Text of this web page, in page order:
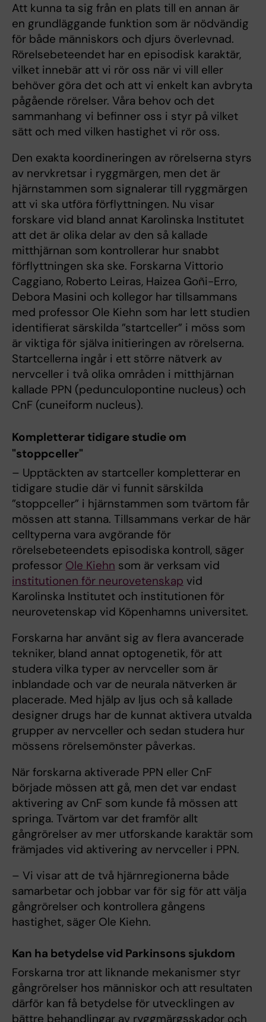
Att kunna ta sig från en plats till en annan är
en grundläggande funktion som är nödvändig
för både människors och djurs överlevnad.
Rörelsebeteendet har en episodisk karaktär,
vilket innebär att vi rör oss när vi vill eller
behöver göra det och att vi enkelt kan avbryta
pågående rörelser. Våra behov och det
sammanhang vi befinner oss i styr på vilket
sätt och med vilken hastighet vi rör oss.
Den exakta koordineringen av rörelserna styrs
av nervkretsar i ryggmärgen, men det är
hjärnstammen som signalerar till ryggmärgen
att vi ska utföra förflyttningen. Nu visar
forskare vid bland annat Karolinska Institutet
att det är olika delar av den så kallade
mitthjärnan som kontrollerar hur snabbt
förflyttningen ska ske. Forskarna Vittorio
Caggiano, Roberto Leiras, Haizea Goñi-Erro,
Debora Masini och kollegor har tillsammans
med professor Ole Kiehn som har lett studien
identifierat särskilda ”startceller” i möss som
är viktiga för själva initieringen av rörelserna.
Startcellerna ingår i ett större nätverk av
nervceller i två olika områden i mitthjärnan
kallade PPN (pedunculopontine nucleus) och
CnF (cuneiform nucleus).
Kompletterar tidigare studie om
"stoppceller"
– Upptäckten av startceller kompletterar en
tidigare studie där vi funnit särskilda
”stoppceller” i hjärnstammen som tvärtom får
mössen att stanna. Tillsammans verkar de här
celltyperna vara avgörande för
rörelsebeteendets episodiska kontroll, säger
professor Ole Kiehn som är verksam vid
institutionen för neurovetenskap vid
Karolinska Institutet och institutionen för
neurovetenskap vid Köpenhamns universitet.
Forskarna har använt sig av flera avancerade
tekniker, bland annat optogenetik, för att
studera vilka typer av nervceller som är
inblandade och var de neurala nätverken är
placerade. Med hjälp av ljus och så kallade
designer drugs har de kunnat aktivera utvalda
grupper av nervceller och sedan studera hur
mössens rörelsemönster påverkas.
När forskarna aktiverade PPN eller CnF
började mössen att gå, men det var endast
aktivering av CnF som kunde få mössen att
springa. Tvärtom var det framför allt
gångrörelser av mer utforskande karaktär som
främjades vid aktivering av nervceller i PPN.
– Vi visar att de två hjärnregionerna både
samarbetar och jobbar var för sig för att välja
gångrörelser och kontrollera gångens
hastighet, säger Ole Kiehn.
Kan ha betydelse vid Parkinsons sjukdom
Forskarna tror att liknande mekanismer styr
gångrörelser hos människor och att resultaten
därför kan få betydelse för utvecklingen av
bättre behandlingar av ryggmärgsskador och